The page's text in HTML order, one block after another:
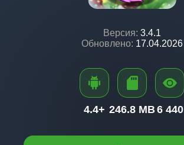
Версия: 3.4.1
Обновлено: 17.04.2026
4.4+ 246.8 MB6 440